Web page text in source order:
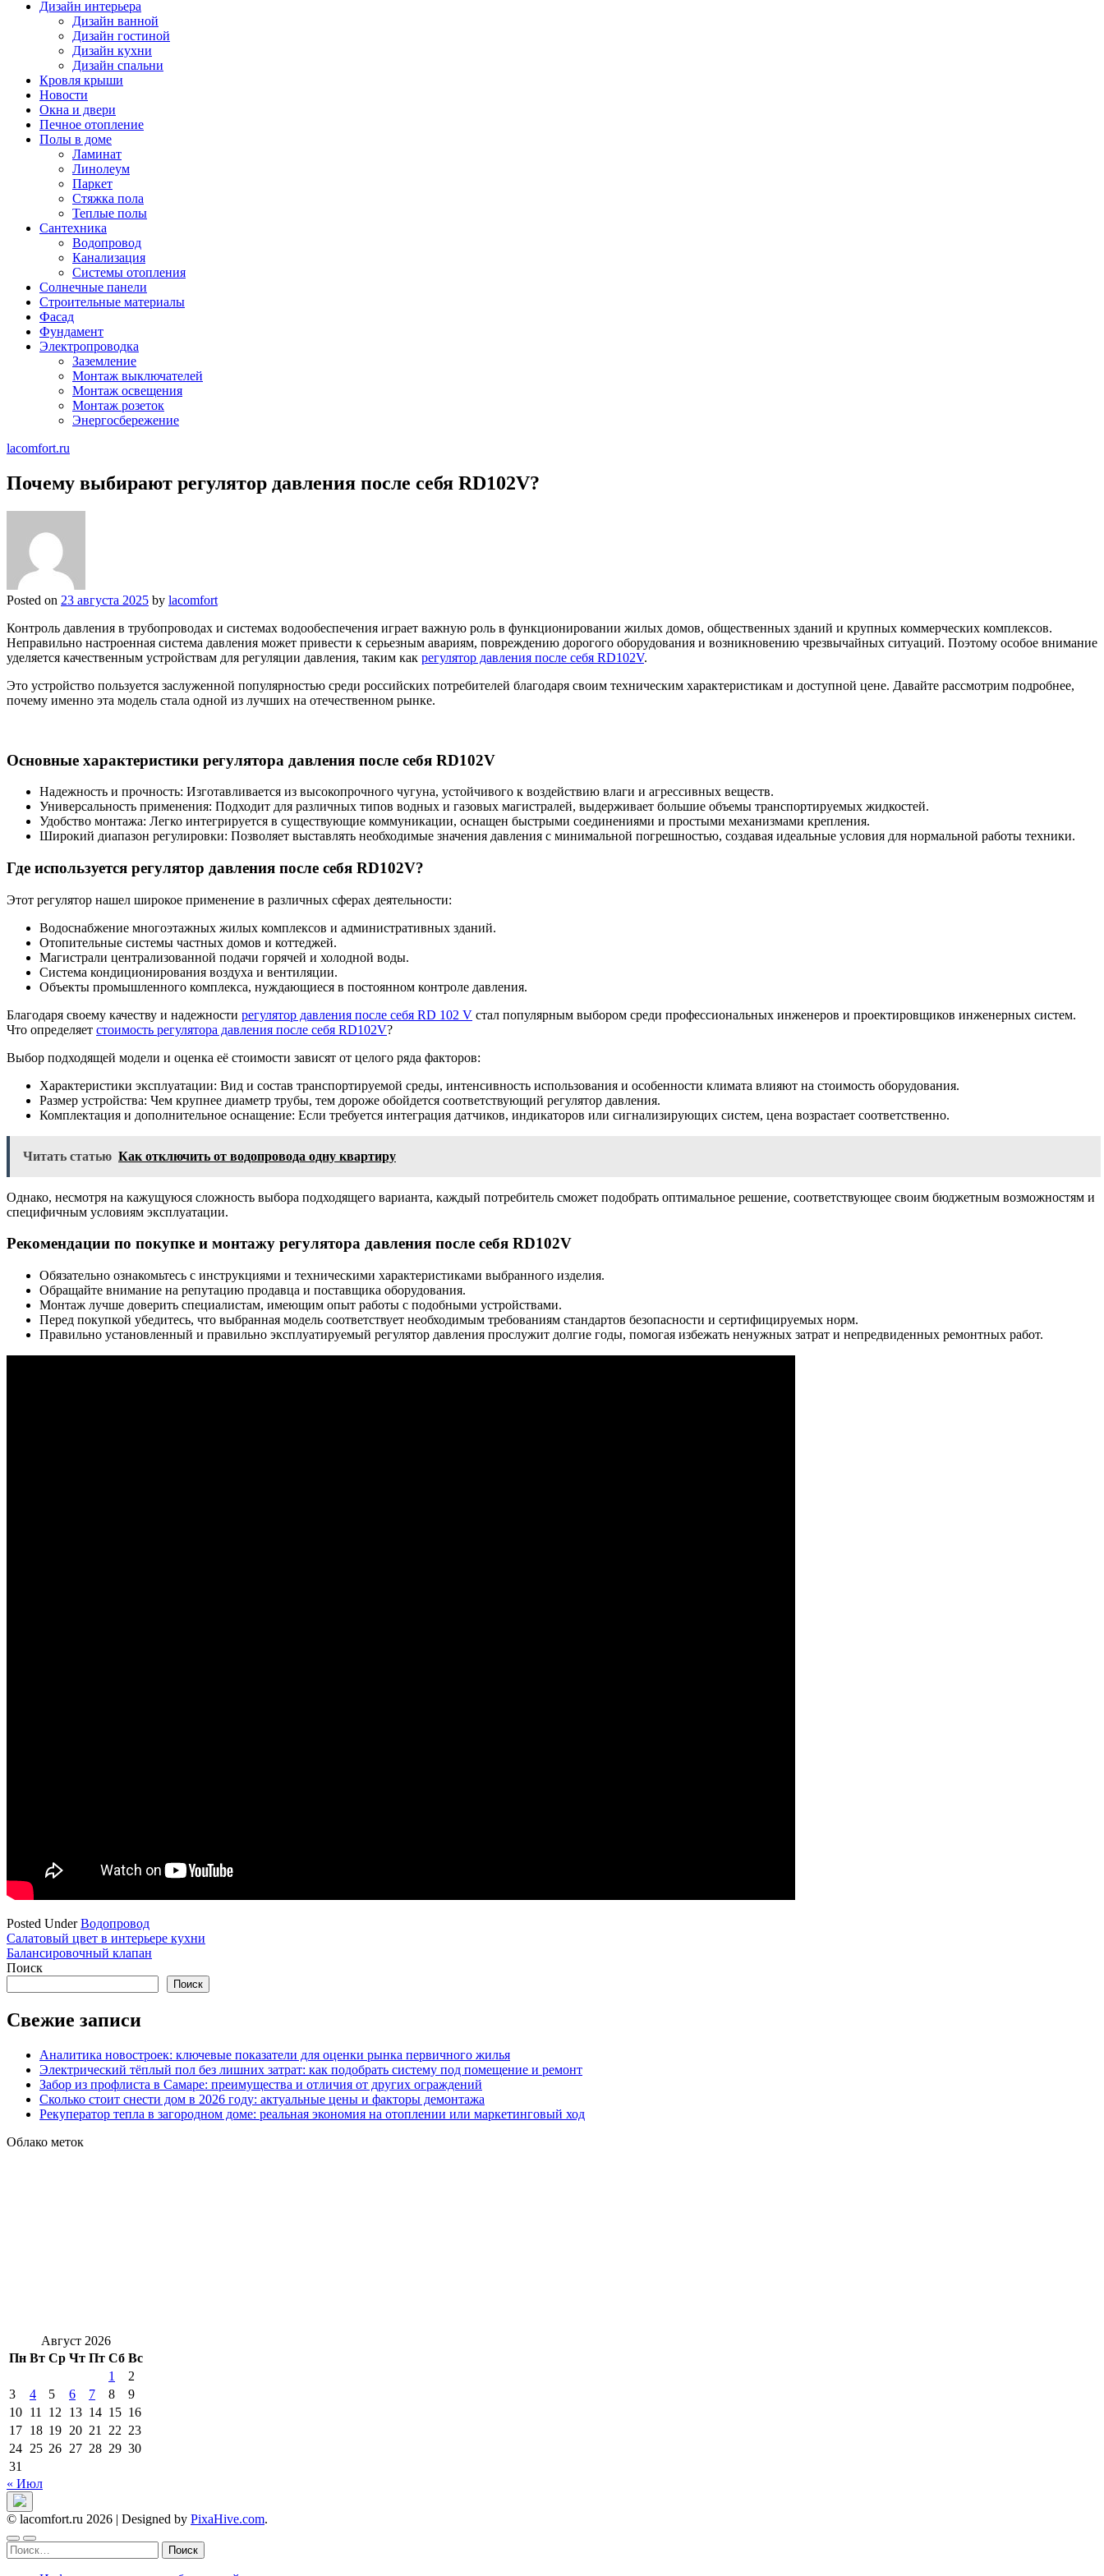
Дизайн интерьера
Дизайн ванной
Дизайн гостиной
Дизайн кухни
Дизайн спальни
Кровля крыши
Новости
Окна и двери
Печное отопление
Полы в доме
Ламинат
Линолеум
Паркет
Стяжка пола
Теплые полы
Сантехника
Водопровод
Канализация
Системы отопления
Солнечные панели
Строительные материалы
Фасад
Фундамент
Электропроводка
Заземление
Монтаж выключателей
Монтаж освещения
Монтаж розеток
Энергосбережение
lacomfort.ru
Почему выбирают регулятор давления после себя RD102V?
Posted on 23 августа 2025 by lacomfort
Контроль давления в трубопроводах и системах водообеспечения играет важную роль в функционировании жилых домов, общественных зданий и крупных коммерческих комплексов.
Неправильно настроенная система давления может привести к серьезным авариям, повреждению дорогого оборудования и возникновению чрезвычайных ситуаций. Поэтому особое внимание
уделяется качественным устройствам для регуляции давления, таким как регулятор давления после себя RD102V.
Это устройство пользуется заслуженной популярностью среди российских потребителей благодаря своим техническим характеристикам и доступной цене. Давайте рассмотрим подробнее,
почему именно эта модель стала одной из лучших на отечественном рынке.
Основные характеристики регулятора давления после себя RD102V
Надежность и прочность: Изготавливается из высокопрочного чугуна, устойчивого к воздействию влаги и агрессивных веществ.
Универсальность применения: Подходит для различных типов водных и газовых магистралей, выдерживает большие объемы транспортируемых жидкостей.
Удобство монтажа: Легко интегрируется в существующие коммуникации, оснащен быстрыми соединениями и простыми механизмами крепления.
Широкий диапазон регулировки: Позволяет выставлять необходимые значения давления с минимальной погрешностью, создавая идеальные условия для нормальной работы техники.
Где используется регулятор давления после себя RD102V?
Этот регулятор нашел широкое применение в различных сферах деятельности:
Водоснабжение многоэтажных жилых комплексов и административных зданий.
Отопительные системы частных домов и коттеджей.
Магистрали централизованной подачи горячей и холодной воды.
Система кондиционирования воздуха и вентиляции.
Объекты промышленного комплекса, нуждающиеся в постоянном контроле давления.
Благодаря своему качеству и надежности регулятор давления после себя RD 102 V стал популярным выбором среди профессиональных инженеров и проектировщиков инженерных систем.
Что определяет стоимость регулятора давления после себя RD102V?
Выбор подходящей модели и оценка её стоимости зависят от целого ряда факторов:
Характеристики эксплуатации: Вид и состав транспортируемой среды, интенсивность использования и особенности климата влияют на стоимость оборудования.
Размер устройства: Чем крупнее диаметр трубы, тем дороже обойдется соответствующий регулятор давления.
Комплектация и дополнительное оснащение: Если требуется интеграция датчиков, индикаторов или сигнализирующих систем, цена возрастает соответственно.
Читать статью Как отключить от водопровода одну квартиру
Однако, несмотря на кажущуюся сложность выбора подходящего варианта, каждый потребитель сможет подобрать оптимальное решение, соответствующее своим бюджетным возможностям и
специфичным условиям эксплуатации.
Рекомендации по покупке и монтажу регулятора давления после себя RD102V
Обязательно ознакомьтесь с инструкциями и техническими характеристиками выбранного изделия.
Обращайте внимание на репутацию продавца и поставщика оборудования.
Монтаж лучше доверить специалистам, имеющим опыт работы с подобными устройствами.
Перед покупкой убедитесь, что выбранная модель соответствует необходимым требованиям стандартов безопасности и сертифицируемых норм.
Правильно установленный и правильно эксплуатируемый регулятор давления прослужит долгие годы, помогая избежать ненужных затрат и непредвиденных ремонтных работ.
Posted UnderВодопровод
Навигация
по
Салатовый цвет в интерьере кухни
Балансировочный клапан
Поиск
Поиск
Свежие записи
Аналитика новостроек: ключевые показатели для оценки рынка первичного жилья
Электрический тёплый пол без лишних затрат: как подобрать систему под помещение и ремонт
Забор из профлиста в Самаре: преимущества и отличия от других ограждений
Сколько стоит снести дом в 2026 году: актуальные цены и факторы демонтажа
Рекуператор тепла в загородном доме: реальная экономия на отоплении или маркетинговый ход
Облако меток
Август 2026
Пн Вт Ср Чт Пт Сб Вс
1
2
3
4 5 6 7 8
9
10 11 12 13 14 15 16
17 18 19 20 21 22 23
24 25 26 27 28 29 30
31
« Июл
© lacomfort.ru 2026 | Designed by PixaHive.com.
Найти: